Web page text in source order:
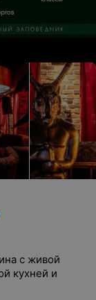
с живой
кухней и